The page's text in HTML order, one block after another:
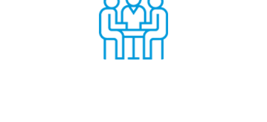
Audit et conseil